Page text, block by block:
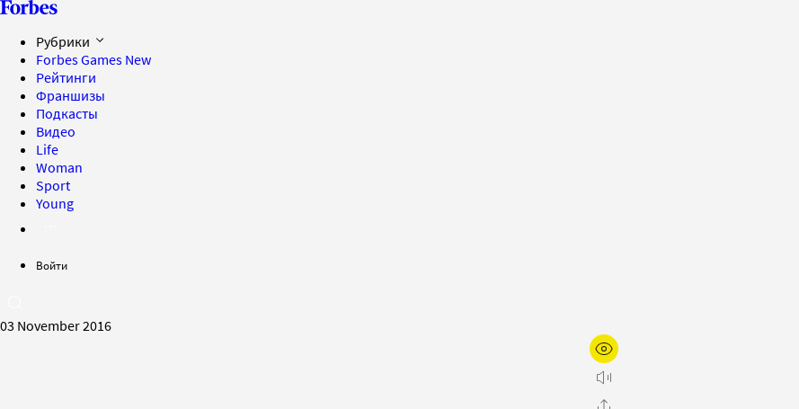
Рубрики
Forbes Games New
Рейтинги
Франшизы
Подкасты
Видео
Life
Woman
Sport
Young
Войти
03 November 2016